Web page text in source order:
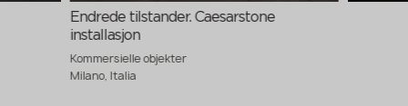
Endrede tilstander. Caesarstone
installasjon
Kommersielle objekter
Milano, Italia